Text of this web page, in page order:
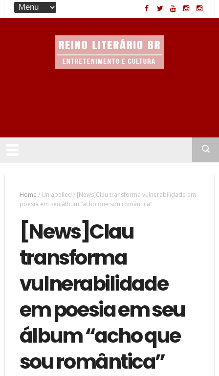
Home /Unlabelled / [News]Clau transforma vulnerabilidade em
poesia em seu álbum “acho que sou romântica”
[News]Clau
transforma
vulnerabilidade
em poesia em seu
álbum “acho que
sou romântica”